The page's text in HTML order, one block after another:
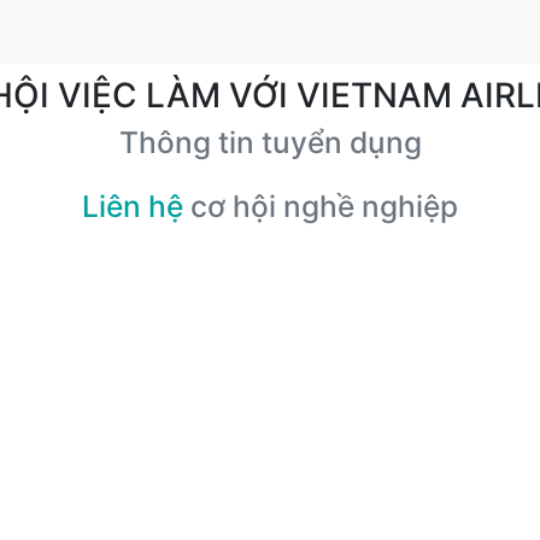
VIỆC LÀM VỚI VIETNAM
Thông tin tuyển dụng
Liên hệ cơ hội nghề nghiệp